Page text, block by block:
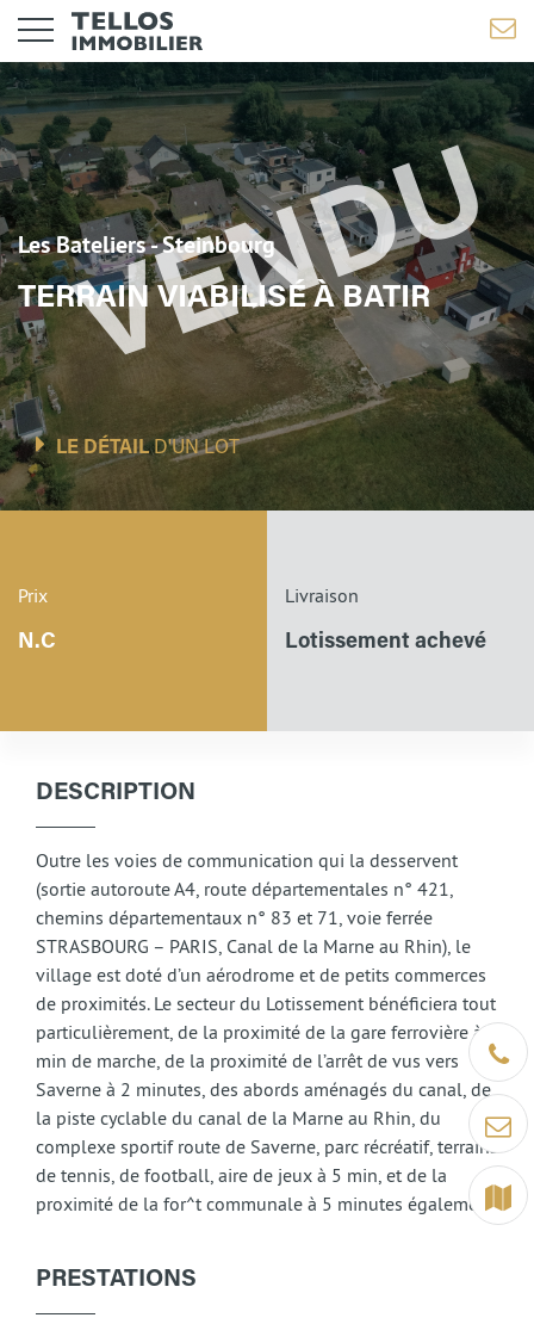
Être
Contact
Terrain
Les Bateliers - Steinbourg
TERRAIN VIABILISÉ À BATIR
LE DÉTAILD'UN LOT
Prix
N.C
Livraison
Lotissement achevé
DESCRIPTION
Outre les voies de communication qui la desservent
(sortie autoroute A4, route départementales n° 421,
chemins départementaux n° 83 et 71, voie ferrée
STRASBOURG – PARIS, Canal de la Marne au Rhin), le
village est doté d’un aérodrome et de petits commerces
de proximités. Le secteur du Lotissement bénéficiera tout
particulièrement, de la proximité de la gare ferrovière à 5
min de marche, de la proximité de l’arrêt de vus vers
Saverne à 2 minutes, des abords aménagés du canal, de
la piste cyclable du canal de la Marne au Rhin, du
complexe sportif route de Saverne, parc récréatif, terrains
de tennis, de football, aire de jeux à 5 min, et de la
proximité de la for^t communale à 5 minutes également.
PRESTATIONS